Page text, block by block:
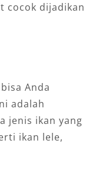
cocok dijadikan
Anda
adalah
jenis ikan yang
ikan lele,